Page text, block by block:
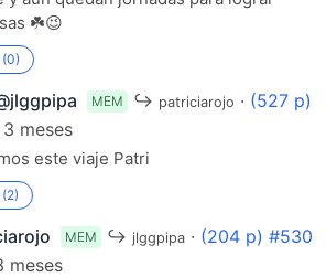
☘️😉
MEM ↪ patriciarojo · (527 p)
3 meses
este viaje Patri
MEM ↪ jlggpipa · (204 p) #530
meses